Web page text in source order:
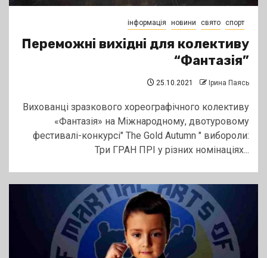
інформація новини свято спорт
Переможні вихідні для колективу
“Фантазія”
25.10.2021 Ірина Паясь
Вихованці зразкового хореографічного колективу
«Фантазія» на Міжнародному, двотуровому
фестивалі-конкурсі" The Gold Autumn " вибороли:
Три ГРАН ПРІ у різних номінаціях...